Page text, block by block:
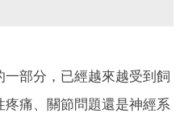
部分，已經越來越受到飼
痛、關節問題還是神經系